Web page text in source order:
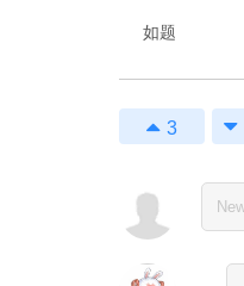
如题
3